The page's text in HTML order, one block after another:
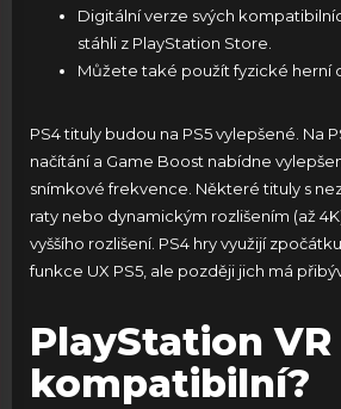
Digitální verze svých
stáhli z PlayStation Store.
Můžete také použít fyzické herní
PS4 tituly budou na PS5 vylepšené. Na
načítání a Game Boost nabídne
snímkové frekvence. Některé tituly s
raty nebo dynamickým rozlišením (až
vyššího rozlišení. PS4 hry využijí
funkce UX PS5, ale později jich má
PlayStation
kompatibilní?